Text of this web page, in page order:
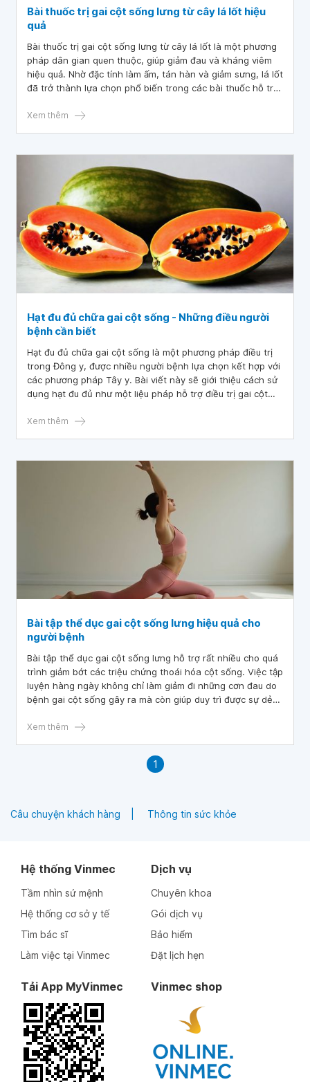
Bài thuốc trị gai cột sống lưng từ cây lá lốt hiệu
quả
Bài thuốc trị gai cột sống lưng từ cây lá lốt là một phương
pháp dân gian quen thuộc, giúp giảm đau và kháng viêm
hiệu quả. Nhờ đặc tính làm ấm, tán hàn và giảm sưng, lá lốt
đã trở thành lựa chọn phổ biến trong các bài thuốc hỗ trợ
lưng.
Xem thêm
Hạt đu đủ chữa gai cột sống - Những điều người
bệnh cần biết
Hạt đu đủ chữa gai cột sống là một phương pháp điều trị
trong Đông y, được nhiều người bệnh lựa chọn kết hợp với
các phương pháp Tây y. Bài viết này sẽ giới thiệu cách sử
dụng hạt đu đủ như một liệu pháp hỗ trợ điều trị gai cột
những ai đang tìm kiếm phương pháp điều trị không dùng
Xem thêm
Bài tập thể dục gai cột sống lưng hiệu quả cho
người bệnh
Bài tập thể dục gai cột sống lưng hỗ trợ rất nhiều cho quá
trình giảm bớt các triệu chứng thoái hóa cột sống. Việc tập
luyện hàng ngày không chỉ làm giảm đi những cơn đau do
bệnh gai cột sống gây ra mà còn giúp duy trì được sự dẻo
Xem thêm
1
Câu chuyện khách hàng Thông tin sức khỏe
Hệ thống Vinmec
Tầm nhìn sứ mệnh
Hệ thống cơ sở y tế
Tìm bác sĩ
Làm việc tại Vinmec
Dịch vụ
Chuyên khoa
Gói dịch vụ
Bảo hiểm
Đặt lịch hẹn
Tải App MyVinmec Vinmec shop